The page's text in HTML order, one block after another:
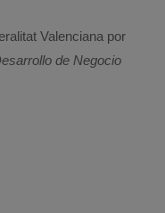
Valenciana por
de Negocio